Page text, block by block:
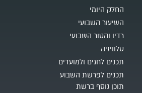
החלק היומי
השיעור השבועי
רדיו והטור השבועי
טלוויזיה
תכנים לחגים ולמועדים
תכנים לפרשת השבוע
תוכן נוסף ברשת